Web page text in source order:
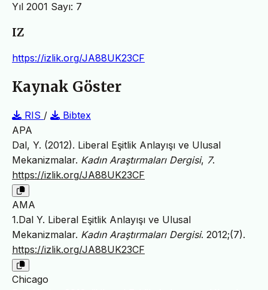
Yıl 2001 Sayı: 7
IZ
https://izlik.org/JA88UK23CF
Kaynak Göster
RIS /
Bibtex
APA
Dal, Y. (2012). Liberal Eşitlik Anlayışı ve Ulusal
Mekanizmalar. Kadın Araştırmaları Dergisi, 7.
https://izlik.org/JA88UK23CF
AMA
1.Dal Y. Liberal Eşitlik Anlayışı ve Ulusal
Mekanizmalar. Kadın Araştırmaları Dergisi. 2012;(7).
https://izlik.org/JA88UK23CF
Chicago